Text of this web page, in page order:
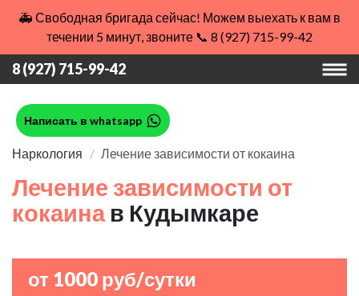
🚑 Свободная бригада сейчас! Можем выехать к вам в
течении 5 минут, звоните 📞 8 (927) 715-99-42
8 (927) 715-99-42
Написать в whatsapp
Наркология Лечение зависимости от кокаина
Лечение зависимости от
кокаина в Кудымкаре
от 1000 руб/сутки